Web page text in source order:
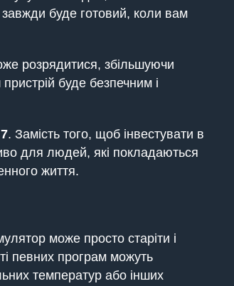
буде готовий, коли вам
розрядитися, збільшуючи
буде безпечним і
7. Замість того, щоб інвестувати в
для людей, які покладаються
життя.
може просто старіти і
певних програм можуть
температур або інших